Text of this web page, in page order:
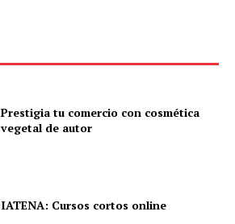
Prestigia tu comercio con cosmética
vegetal de autor
IATENA: Cursos cortos online